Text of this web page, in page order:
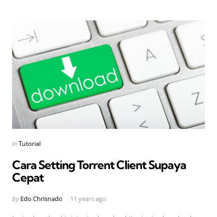
Categories
Posted
inTutorial
Cara Setting Torrent Client Supaya
Cepat
Posted
by Edo Chrisnado 11 years ago